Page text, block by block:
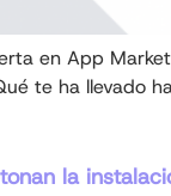
en App
te ha llevado
la